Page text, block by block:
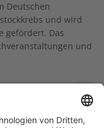
Deutschen
und wird
gefördert. Das
und